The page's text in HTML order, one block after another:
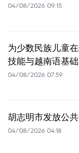
04/08/2026 09:15
为少数民族儿童
技能与越南语基础
04/08/2026 07:59
胡志明市发放公
04/08/2026 04:18